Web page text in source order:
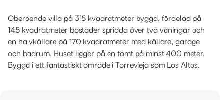
Oberoende villa på 315 kvadratmeter byggd, fördelad på
145 kvadratmeter bostäder spridda över två våningar och
en halvkällare på 170 kvadratmeter med källare, garage
och badrum. Huset ligger på en tomt på minst 400 meter.
Byggd i ett fantastiskt område i Torrevieja som Los Altos.